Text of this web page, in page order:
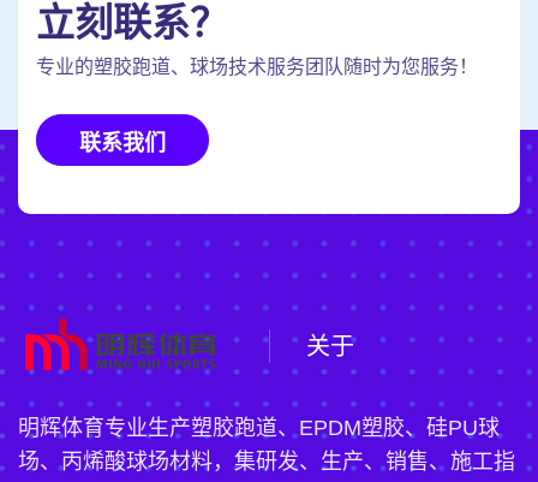
立刻联系？
专业的塑胶跑道、球场技术服务团队随时为您服务！
联系我们
关于
明辉体育专业生产塑胶跑道、EPDM塑胶、硅PU球
场、丙烯酸球场材料，集研发、生产、销售、施工指